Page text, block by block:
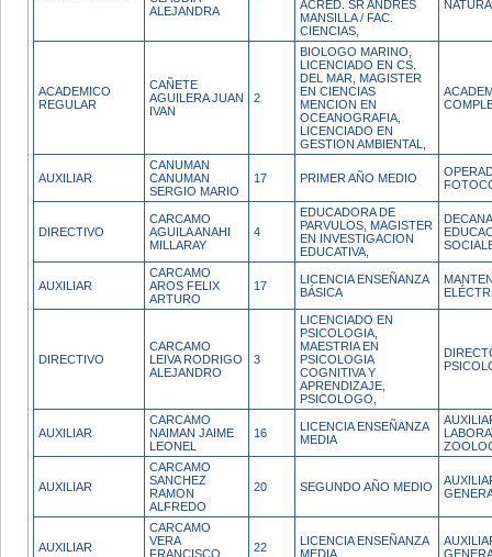
ALEJANDRA
ACRED. SR ANDRES
MANSILLA / FAC.
CIENCIAS,
ACADEMICO
REGULAR
CAÑETE
AGUILERA JUAN
IVAN
2
BIOLOGO MARINO,
LICENCIADO EN CS.
DEL MAR, MAGISTER
EN CIENCIAS
MENCION EN
OCEANOGRAFIA,
LICENCIADO EN
GESTION AMBIENTAL,
AUXILIAR
CANUMAN
CANUMAN
SERGIO MARIO
17 PRIMER AÑO MEDIO
DIRECTIVO
CARCAMO
AGUILA ANAHI
MILLARAY
4
EDUCADORA DE
PARVULOS, MAGISTER
EN INVESTIGACION
EDUCATIVA,
AUXILIAR
CARCAMO
AROS FELIX
ARTURO
17
LICENCIA ENSEÑANZA
BÁSICA
DIRECTIVO
CARCAMO
LEIVA RODRIGO
ALEJANDRO
3
LICENCIADO EN
PSICOLOGIA,
MAESTRIA EN
PSICOLOGIA
COGNITIVA Y
APRENDIZAJE,
PSICOLOGO,
AUXILIAR
CARCAMO
NAIMAN JAIME
LEONEL
16
LICENCIA ENSEÑANZA
MEDIA
AUXILIAR
CARCAMO
SANCHEZ
RAMON
ALFREDO
20 SEGUNDO AÑO MEDIO
AUXILIAR
CARCAMO
VERA
FRANCISCO
22
LICENCIA ENSEÑANZA
MEDIA